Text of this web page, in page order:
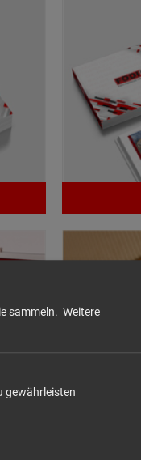
sammeln. Weitere
gewährleisten